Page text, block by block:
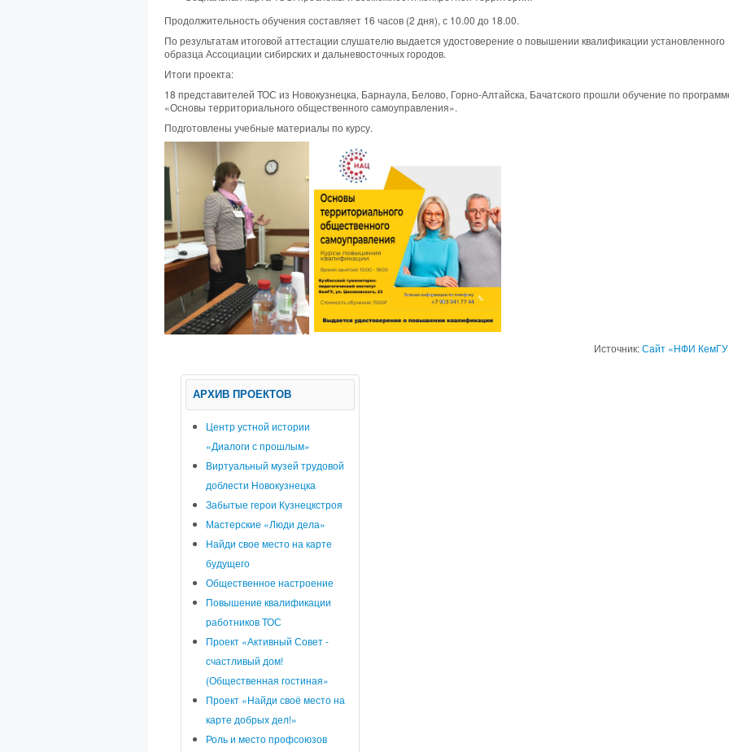
Продолжительность обучения составляет 16 часов (2 дня), с 10.00 до 18.00.
По результатам итоговой аттестации слушателю выдается удостоверение о повышении квалификации установленного
образца Ассоциации сибирских и дальневосточных городов.
Итоги проекта:
18 представителей ТОС из Новокузнецка, Барнаула, Белово, Горно-Алтайска, Бачатского прошли обучение по
«Основы территориального общественного самоуправления».
Подготовлены учебные материалы по курсу.
Источник:Сайт «НФИ
АРХИВ ПРОЕКТОВ
Центр устной истории
«Диалоги с прошлым»
Виртуальный музей трудовой
доблести Новокузнецка
Забытые герои Кузнецкстроя
Мастерские «Люди дела»
Найди свое место на карте
будущего
Общественное настроение
Повышение квалификации
работников ТОС
Проект «Активный Совет -
счастливый дом!
(Общественная гостиная»
Проект «Найди своё место на
карте добрых дел!»
Роль и место профсоюзов